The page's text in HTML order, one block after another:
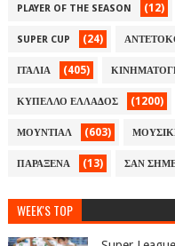
PLAYER OF THE SEASON (12)
SUPER CUP (24)
ΙΤΑΛΙΑ (405)
ΚΥΠΕΛΛΟ ΕΛΛΑΔΟΣ (1200)
ΜΟΥΝΤΙΑΛ (603)
ΠΑΡΑΞΕΝΑ (13) ΣΑΝ
WEEK'S TOP